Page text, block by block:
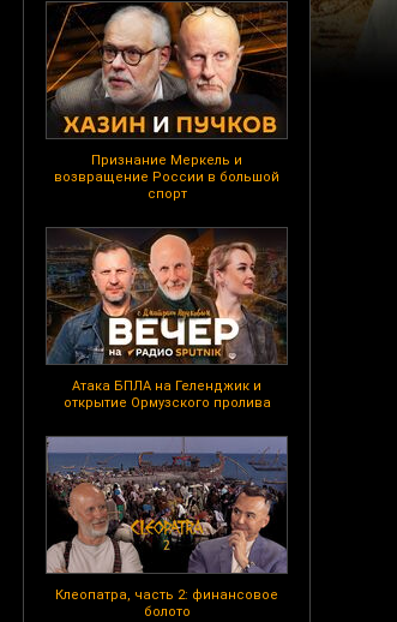
Признание Меркель и
возвращение России в большой
спорт
Атака БПЛА на Геленджик и
открытие Ормузского пролива
Клеопатра, часть 2: финансовое
болото